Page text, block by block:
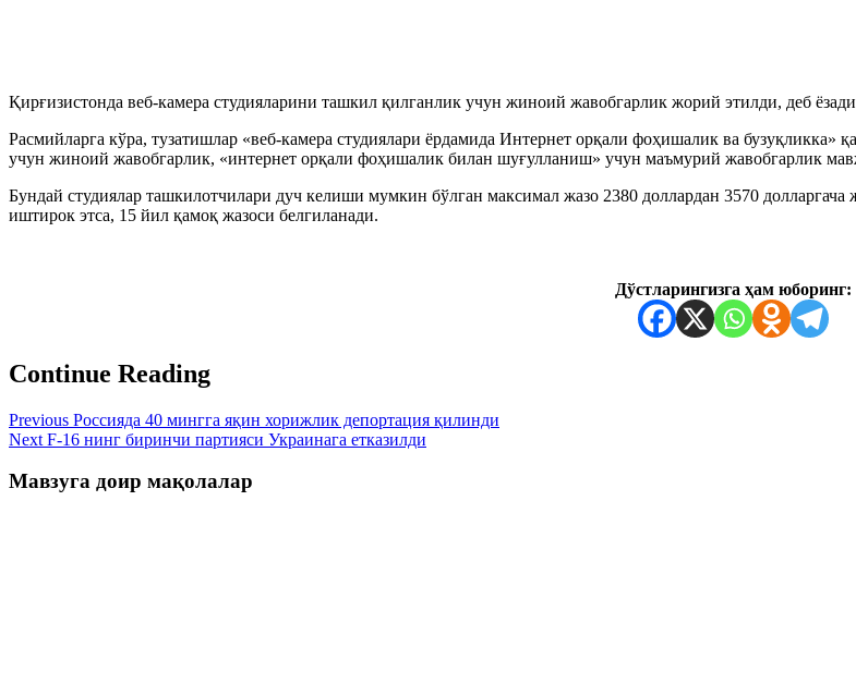
Қирғизистонда веб-камера студияларини ташкил қилганлик учун жиноий жавобгарлик жорий этилди, деб
Расмийларга кўра, тузатишлар «веб-камера студиялари ёрдамида Интернет орқали фоҳишалик ва
учун жиноий жавобгарлик, «интернет орқали фоҳишалик билан шуғулланиш» учун маъмурий жавобгарлик
Бундай студиялар ташкилотчилари дуч келиши мумкин бўлган максимал жазо 2380 доллардан 3570
иштирок этса, 15 йил қамоқ жазоси белгиланади.
Дўстларингизга ҳам юборинг:
Continue Reading
Previous Россияда 40 мингга яқин хорижлик депортация қилинди
Next F-16 нинг биринчи партияси Украинага етказилди
Мавзуга доир мақолалар